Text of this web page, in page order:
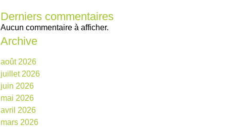
Derniers commentaires
Aucun commentaire à afficher.
Archive
août 2026
juillet 2026
juin 2026
mai 2026
avril 2026
mars 2026